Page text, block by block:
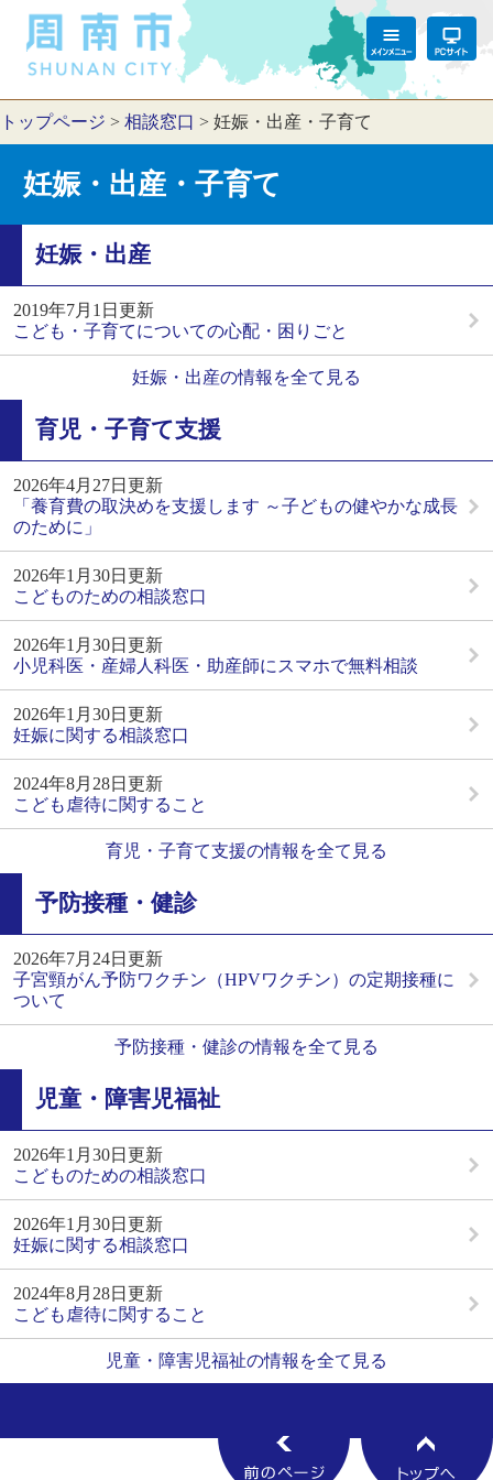
トップページ > 相談窓口 > 妊娠・出産・子育て
妊娠・出産・子育て
妊娠・出産
2019年7月1日更新
こども・子育てについての心配・困りごと
妊娠・出産の情報を全て見る
育児・子育て支援
2026年4月27日更新
「養育費の取決めを支援します ～子どもの健やかな成長
のために」
2026年1月30日更新
こどものための相談窓口
2026年1月30日更新
小児科医・産婦人科医・助産師にスマホで無料相談
2026年1月30日更新
妊娠に関する相談窓口
2024年8月28日更新
こども虐待に関すること
育児・子育て支援の情報を全て見る
予防接種・健診
2026年7月24日更新
子宮頸がん予防ワクチン（HPVワクチン）の定期接種に
ついて
予防接種・健診の情報を全て見る
児童・障害児福祉
2026年1月30日更新
こどものための相談窓口
2026年1月30日更新
妊娠に関する相談窓口
2024年8月28日更新
こども虐待に関すること
児童・障害児福祉の情報を全て見る